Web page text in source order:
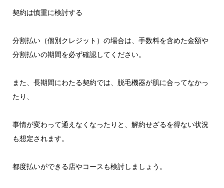
契約は慎重に検討する
分割払い（個別クレジット）の場合は、手数料を含めた金額や
分割払いの期間を必ず確認してください。
また、長期間にわたる契約では、脱毛機器が肌に合ってなかっ
たり、
事情が変わって通えなくなったりと、解約せざるを得ない状況
も想定されます。
都度払いができる店やコースも検討しましょう。